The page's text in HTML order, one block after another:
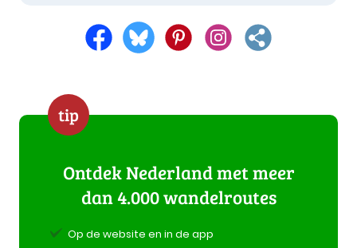
tip
Ontdek Nederland met meer
dan 4.000 wandelroutes
Op de website en in de app